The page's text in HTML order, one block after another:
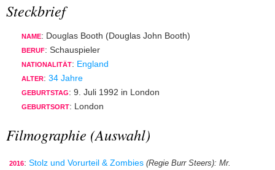
Steckbrief
NAME: Douglas Booth (Douglas John Booth)
BERUF: Schauspieler
NATIONALITÄT: England
ALTER: 34 Jahre
GEBURTSTAG: 9. Juli 1992 in London
GEBURTSORT: London
Filmographie (Auswahl)
2016: Stolz und Vorurteil & Zombies (Regie Burr Steers): Mr.